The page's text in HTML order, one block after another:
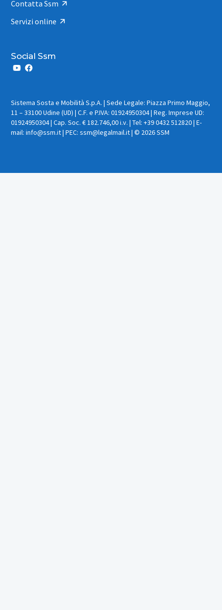
Contatta Ssm
Servizi online
Social Ssm
Sistema Sosta e Mobilità S.p.A. | Sede Legale: Piazza Primo Maggio,
11 – 33100 Udine (UD) | C.F. e P.IVA: 01924950304 | Reg. Imprese UD:
01924950304 | Cap. Soc. € 182.746,00 i.v. | Tel: +39 0432 512820 | E-
mail: info@ssm.it | PEC: ssm@legalmail.it | © 2026 SSM